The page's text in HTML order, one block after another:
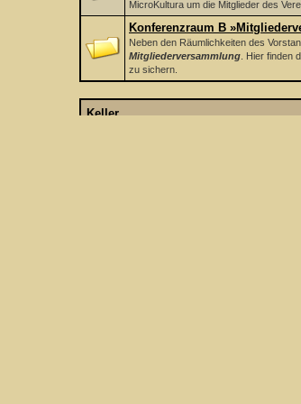
MicroKultura um die Mitglieder des
Konferenzraum B
Neben den Räumlichkeiten des
Mitgliederversammlung . Hier finden
zu sichern.
Keller